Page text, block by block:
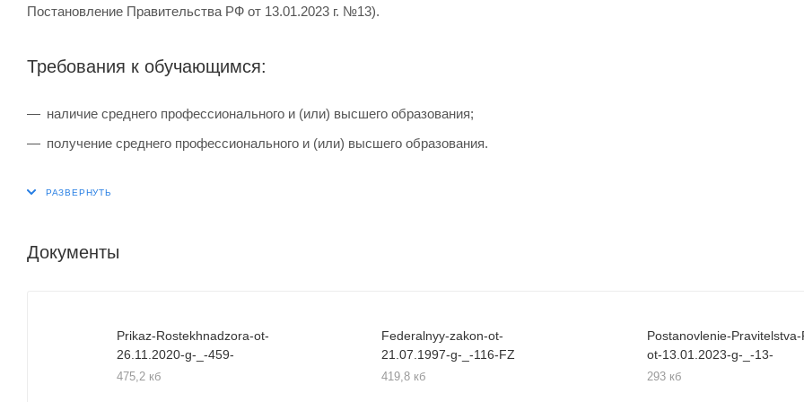
Постановление Правительства РФ от 13.01.2023 г. №13).
Требования к обучающимся:
наличие среднего профессионального и (или) высшего образования;
получение среднего профессионального и (или) высшего образования.
Документы
Prikaz-Rostekhnadzora-ot-
26.11.2020-g-_-459-
475,2 кб
Federalnyy-zakon-ot-
21.07.1997-g-_-116-FZ
419,8 кб
Postanovlenie-Pravitelstva-
ot-13.01.2023-g-_-13-
293 кб